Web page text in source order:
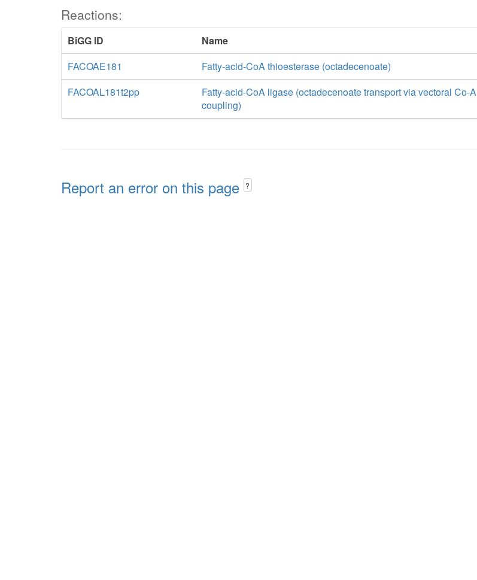
Reactions:
BiGG ID
Name
FACOAE181
Fatty-acid-CoA thioesterase (octadecenoate)
FACOAL181t2pp
Fatty-acid-CoA ligase (octadecenoate transport via vectoral Co-A
coupling)
Report an error on this page ?